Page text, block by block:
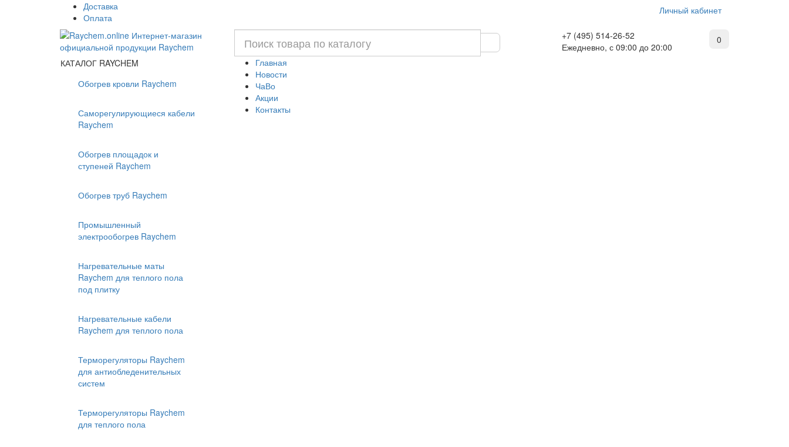
Личный кабинет
Доставка
Оплата
+7 (495) 514-26-52
Ежедневно, с 09:00 до 20:00
0
Главная
Новости
ЧаВо
Акции
Контакты
КАТАЛОГ RAYCHEM
Обогрев кровли Raychem
Саморегулирующиеся кабели
Raychem
Обогрев площадок и
ступеней Raychem
Обогрев труб Raychem
Промышленный
электрообогрев Raychem
Нагревательные маты
Raychem для теплого пола
под плитку
Нагревательные кабели
Raychem для теплого пола
Терморегуляторы Raychem
для антиобледенительных
систем
Терморегуляторы Raychem
для теплого пола